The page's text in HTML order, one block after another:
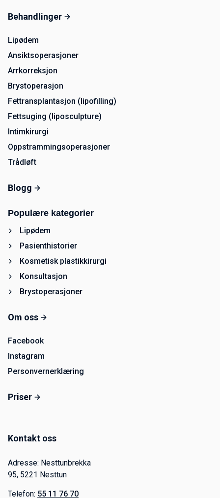
Behandlinger
Lipødem
Ansiktsoperasjoner
Arrkorreksjon
Brystoperasjon
Fettransplantasjon (lipofilling)
Fettsuging (liposculpture)
Intimkirurgi
Oppstrammingsoperasjoner
Trådløft
Blogg
Populære kategorier
Lipødem
Pasienthistorier
Kosmetisk plastikkirurgi
Konsultasjon
Brystoperasjoner
Om oss
Facebook
Instagram
Personvernerklæring
Priser
Kontakt oss
Adresse: Nesttunbrekka
95, 5221 Nesttun
Telefon: 55 11 76 70